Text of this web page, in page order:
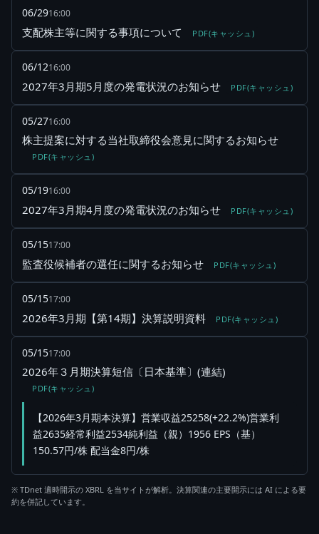
06/2916:00
支配株主等に関する事項について PDF(キャッシュ)
06/1216:00
2027年3月期5月度の発電状況のお知らせ PDF(キャッシュ)
05/2716:00
株主提案に対する当社取締役会意見に関するお知らせ
PDF(キャッシュ)
05/1916:00
2027年3月期4月度の発電状況のお知らせ PDF(キャッシュ)
05/1517:00
監査役候補者の選任に関するお知らせ PDF(キャッシュ)
05/1517:00
2026年3月期【第14期】決算説明資料 PDF(キャッシュ)
05/1517:00
2026年３月期決算短信〔日本基準〕(連結)
PDF(キャッシュ)
【2026年3月期本決算】営業収益25258(+22.2%)営業利
益2635経常利益2534純利益（親）1956 EPS（基）
150.57円/株 配当金8円/株
※ TDnet 適時開示の XBRL を当サイトが解析。決算関連の主要開示には AI による要
約を併記しています。